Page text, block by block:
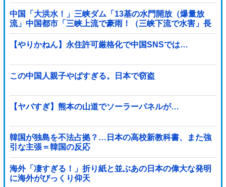
中国「大洪水！」三峡ダム「13基の水門開放（爆量放
流」中国都市「三峡上流で豪雨！（三峡下流で水害」長
江と黄河「同時氾濫危機」台風13号「中国本土...
【やりかねん】永住許可厳格化で中国SNSでは…
この中国人親子やばすぎる。日本で窃盗
【ヤバすぎ】熊本の山道でソーラーパネルが…
韓国が独島を不法占拠？…日本の高校新教科書、また強
引な主張＝韓国の反応
海外「凄すぎる！」折り紙と並ぶあの日本の偉大な発明
に海外がびっくり仰天